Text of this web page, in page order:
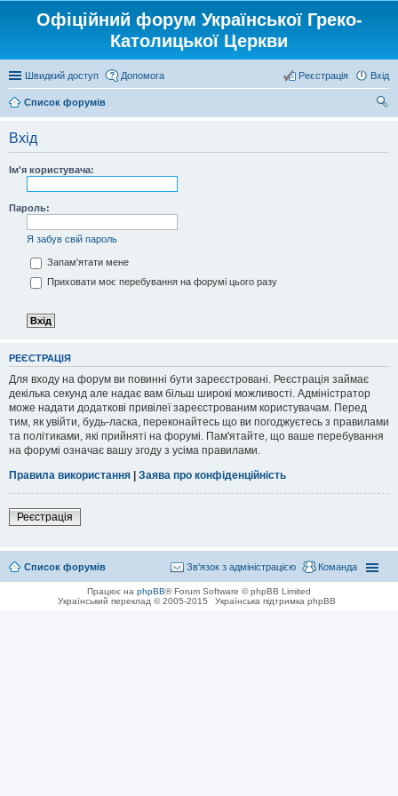
Офіційний форум Української Греко-
Католицької Церкви
Швидкий доступ Допомога Вхід
Реєстрація
Список форумів
Вхід
Ім'я користувача:
Пароль:
Я забув свій пароль
Запам'ятати мене
Приховати моє перебування на форумі цього разу
РЕЄСТРАЦІЯ
Для входу на форум ви повинні бути зареєстровані. Реєстрація займає
декілька секунд але надає вам більш широкі можливості. Адміністратор
може надати додаткові привілеї зареєстрованим користувачам. Перед
тим, як увійти, будь-ласка, переконайтесь що ви погоджуєтесь з правилами
та політиками, які прийняті на форумі. Пам'ятайте, що ваше перебування
на форумі означає вашу згоду з усіма правилами.
Правила використання | Заява про конфіденційність
Реєстрація
Список форумів Команда
Зв'язок з адміністрацією
Працює на phpBB® Forum Software © phpBB Limited
Український переклад © 2005-2015
Українська підтримка phpBB